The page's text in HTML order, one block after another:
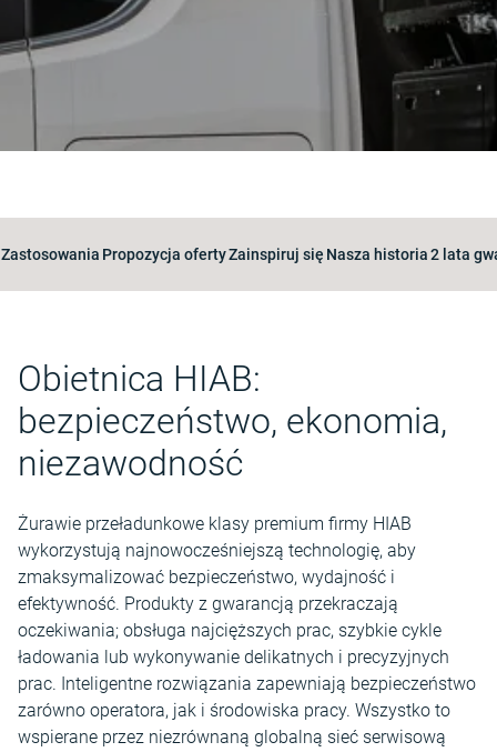
Zastosowania Propozycja ofertyZainspiruj się Nasza historia2 lata
Obietnica HIAB:
bezpieczeństwo, ekonomia,
niezawodność
Żurawie przeładunkowe klasy premium firmy HIAB
wykorzystują najnowocześniejszą technologię, aby
zmaksymalizować bezpieczeństwo, wydajność i
efektywność. Produkty z gwarancją przekraczają
oczekiwania; obsługa najcięższych prac, szybkie cykle
ładowania lub wykonywanie delikatnych i precyzyjnych
prac. Inteligentne rozwiązania zapewniają bezpieczeństwo
zarówno operatora, jak i środowiska pracy. Wszystko to
wspierane przez niezrównaną globalną sieć serwisową